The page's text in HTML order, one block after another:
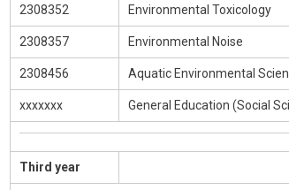
2308352 Environmental Toxicology
2308357 Environmental Noise
2308456 Aquatic Environmental
xxxxxxx General Education (Social
Third year